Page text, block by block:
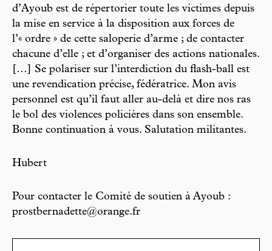
d’Ayoub est de répertorier toute les victimes depuis
la mise en service à la disposition aux forces de
l’« ordre » de cette saloperie d’arme ; de contacter
chacune d’elle ; et d’organiser des actions nationales.
[…] Se polariser sur l’interdiction du flash-ball est
une revendication précise, fédératrice. Mon avis
personnel est qu’il faut aller au-delà et dire nos ras
le bol des violences policières dans son ensemble.
Bonne continuation à vous. Salutation militantes.
Hubert
Pour contacter le Comité de soutien à Ayoub :
prostbernadette@orange.fr